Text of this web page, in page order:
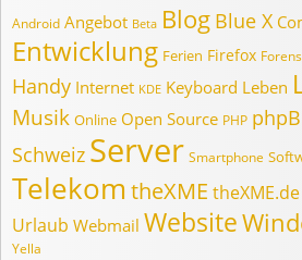
Android Angebot Beta Blog Blue X
Entwicklung Ferien Firefox
Handy Internet KDE Keyboard Leben
Musik Online Open Source PHP
Schweiz Server Smartphone
Telekom theXME theXME.de
Urlaub Webmail Website
Yella